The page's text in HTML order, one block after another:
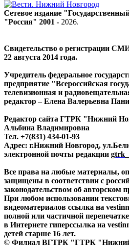
Сетевое издание
"Россия" 2001 - 2026.
Свидетельство о регистрации
22 августа 2014 года.
Учредитель федеральное
предприятие "Всероссийская
телевизионная и
редактор – Елена Валерьевна
Редактор сайта ГТРК "Нижний
Альбина Владимировна
Тел. +7(831) 434-01-93
Адрес: г.Нижний Новгород,
электронной почты редакции
Все права на любые материалы,
защищены в соответствии с
законодательством об авторском
При любом использовании
видеоматериалов ссылка на
полной или частичной
в Интернете гиперссылка на
детей старше 16 лет.
© Филиал ВГТРК "ГТРК